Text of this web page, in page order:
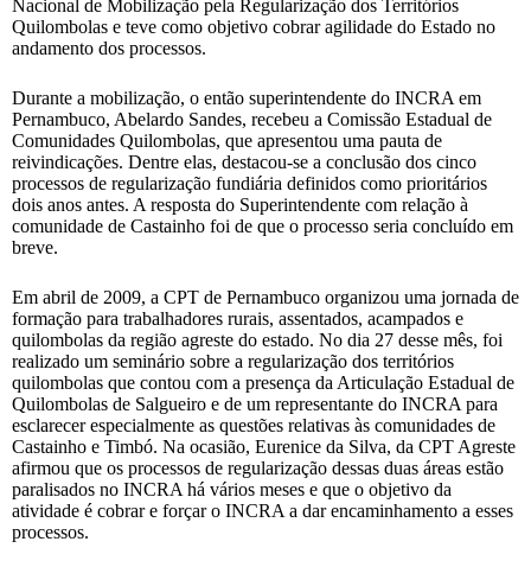
Nacional de Mobilização pela Regularização dos Territórios
Quilombolas e teve como objetivo cobrar agilidade do Estado no
andamento dos processos.
Durante a mobilização, o então superintendente do INCRA em
Pernambuco, Abelardo Sandes, recebeu a Comissão Estadual de
Comunidades Quilombolas, que apresentou uma pauta de
reivindicações. Dentre elas, destacou-se a conclusão dos cinco
processos de regularização fundiária definidos como prioritários
dois anos antes. A resposta do Superintendente com relação à
comunidade de Castainho foi de que o processo seria concluído em
breve.
Em abril de 2009, a CPT de Pernambuco organizou uma jornada de
formação para trabalhadores rurais, assentados, acampados e
quilombolas da região agreste do estado. No dia 27 desse mês, foi
realizado um seminário sobre a regularização dos territórios
quilombolas que contou com a presença da Articulação Estadual de
Quilombolas de Salgueiro e de um representante do INCRA para
esclarecer especialmente as questões relativas às comunidades de
Castainho e Timbó. Na ocasião, Eurenice da Silva, da CPT Agreste
afirmou que os processos de regularização dessas duas áreas estão
paralisados no INCRA há vários meses e que o objetivo da
atividade é cobrar e forçar o INCRA a dar encaminhamento a esses
processos.